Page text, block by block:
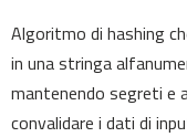
Algoritmo di hashing
in una stringa
mantenendo segreti e
convalidare i dati di